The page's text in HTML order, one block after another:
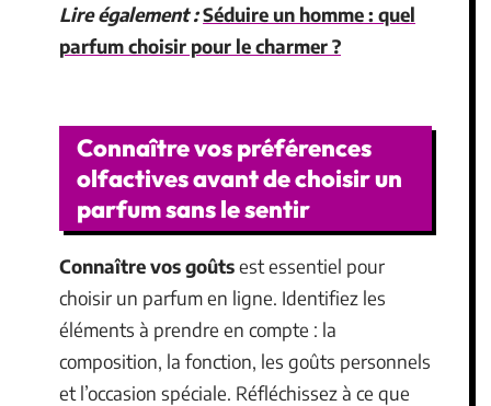
Lire également :Séduire un homme : quel
parfum choisir pour le charmer ?
Connaître vos préférences
olfactives avant de choisir un
parfum sans le sentir
Connaître vos goûtsest essentiel pour
choisir un parfum en ligne. Identifiez les
éléments à prendre en compte : la
composition, la fonction, les goûts personnels
et l’occasion spéciale. Réfléchissez à ce que